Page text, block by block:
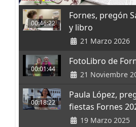
00:46:22
Fornes, pregón
y libro
21 Marzo 2026
00:01:44
FotoLibro de
21 Noviembre
00:18:22
Paula López,
fiestas Fornes
19 Marzo 2025